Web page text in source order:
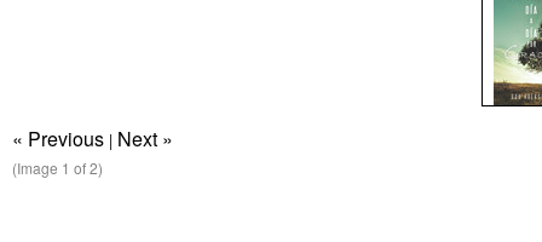
« Previous | Next »
(Image 1 of 2)